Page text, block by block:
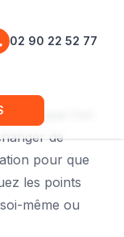
02 90 22 52 77
pratiques et
que l'on
de
pour que
les points
même ou